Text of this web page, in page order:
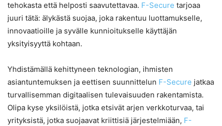
tehokasta että helposti saavutettavaa. F-Secure tarjoaa
juuri tätä: älykästä suojaa, joka rakentuu luottamukselle,
innovaatioille ja syvälle kunnioitukselle käyttäjän
yksityisyyttä kohtaan.
Yhdistämällä kehittyneen teknologian, ihmisten
asiantuntemuksen ja eettisen suunnittelun F-Secure jatkaa
turvallisemman digitaalisen tulevaisuuden rakentamista.
Olipa kyse yksilöistä, jotka etsivät arjen verkkoturvaa, tai
yrityksistä, jotka suojaavat kriittisiä järjestelmiään, F-